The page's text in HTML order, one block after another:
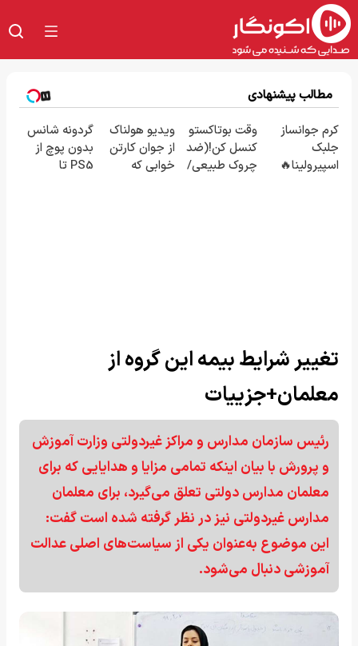
مطالب پیشنهادی
کرم جوانساز
جلبک
اسپیرولینا🔥
وقت بوتاکستو
کنسل کن!(ضد
چروک طبیعی/
ویدیو هولناک
از جوان کارتن
خوابی که
گردونه شانس
بدون پوچ از
PS5 تا
تغییر شرایط بیمه این گروه از
معلمان+جزییات
رئیس سازمان مدارس و مراکز غیردولتی وزارت آموزش
و پرورش با بیان اینکه تمامی مزایا و هدایایی که برای
معلمان مدارس دولتی تعلق می‌گیرد، برای معلمان
مدارس غیردولتی نیز در نظر گرفته شده است گفت:
این موضوع به‌عنوان یکی از سیاست‌های اصلی عدالت
آموزشی دنبال می‌شود.